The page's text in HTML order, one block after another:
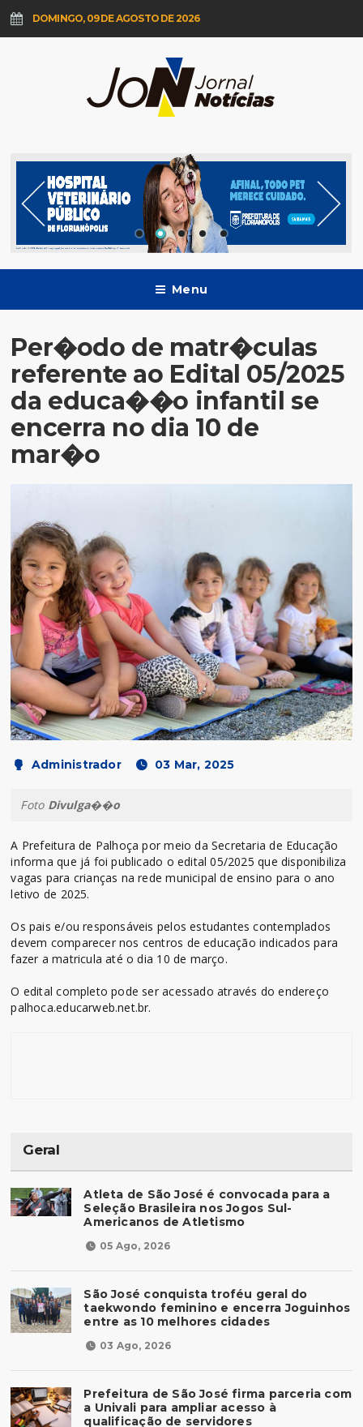
DOMINGO, 09 DE AGOSTO DE 2026
Menu
Per�odo de matr�culas
referente ao Edital 05/2025
da educa��o infantil se
encerra no dia 10 de
mar�o
Administrador 03 Mar, 2025
Foto Divulga��o
A Prefeitura de Palhoça por meio da Secretaria de Educação
informa que já foi publicado o edital 05/2025 que disponibiliza
vagas para crianças na rede municipal de ensino para o ano
letivo de 2025.
Os pais e/ou responsáveis pelos estudantes contemplados
devem comparecer nos centros de educação indicados para
fazer a matricula até o dia 10 de março.
O edital completo pode ser acessado através do endereço
palhoca.educarweb.net.br.
Geral
Atleta de São José é convocada para a
Seleção Brasileira nos Jogos Sul-
Americanos de Atletismo
05 Ago, 2026
São José conquista troféu geral do
taekwondo feminino e encerra Joguinhos
entre as 10 melhores cidades
03 Ago, 2026
Prefeitura de São José firma parceria com
a Univali para ampliar acesso à
qualificação de servidores